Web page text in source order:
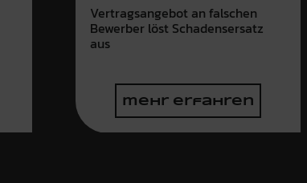
Vertragsangebot an falschen
Bewerber löst Schadensersatz
aus
mehr erfahren